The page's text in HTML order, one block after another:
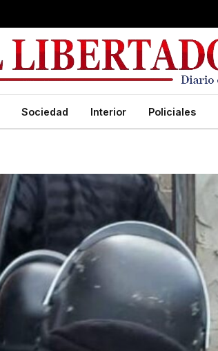
Sociedad Interior Policiales